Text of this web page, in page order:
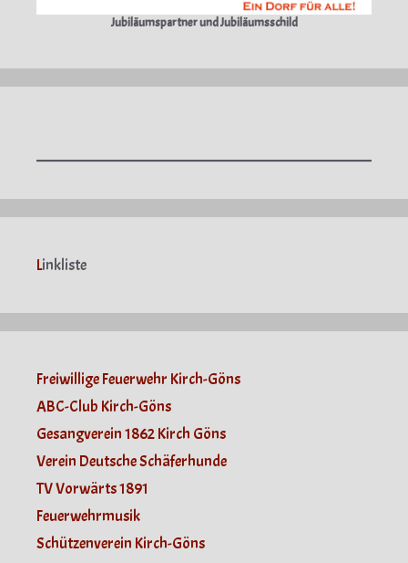
Jubiläumspartner und Jubiläumsschild
Linkliste
Freiwillige Feuerwehr Kirch-Göns
ABC-Club Kirch-Göns
Gesangverein 1862 Kirch Göns
Verein Deutsche Schäferhunde
TV Vorwärts 1891
Feuerwehrmusik
Schützenverein Kirch-Göns